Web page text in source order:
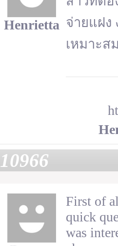
Henrietta จ่ายแฝง
เหมาะส
10966
First of
quick
was